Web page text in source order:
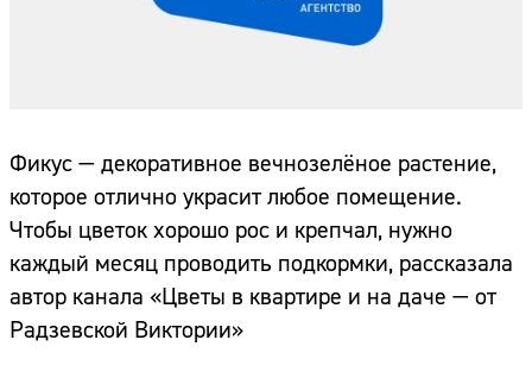
Фикус — декоративное вечнозелёное растение,
которое отлично украсит любое помещение.
Чтобы цветок хорошо рос и крепчал, нужно
каждый месяц проводить подкормки, рассказала
автор канала «Цветы в квартире и на даче — от
Радзевской Виктории»